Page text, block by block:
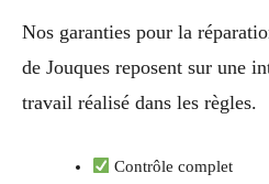
Nos garanties pour la
de Jouques reposent sur une
travail réalisé dans les règles.
Contrôle complet